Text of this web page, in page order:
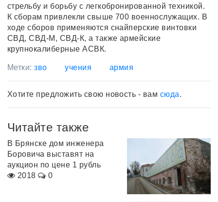
стрельбу и борьбу с легкобронированной техникой.
К сборам привлекли свыше 700 военнослужащих. В
ходе сборов применяются снайперские винтовки
СВД, СВД-М, СВД-К, а также армейские
крупнокалиберные АСВК.
Метки:зво учения армия
Хотите предложить свою новость - вам сюда.
Читайте также
В Брянске дом инженера
Боровича выставят на
аукцион по цене 1 рубль
2018
0